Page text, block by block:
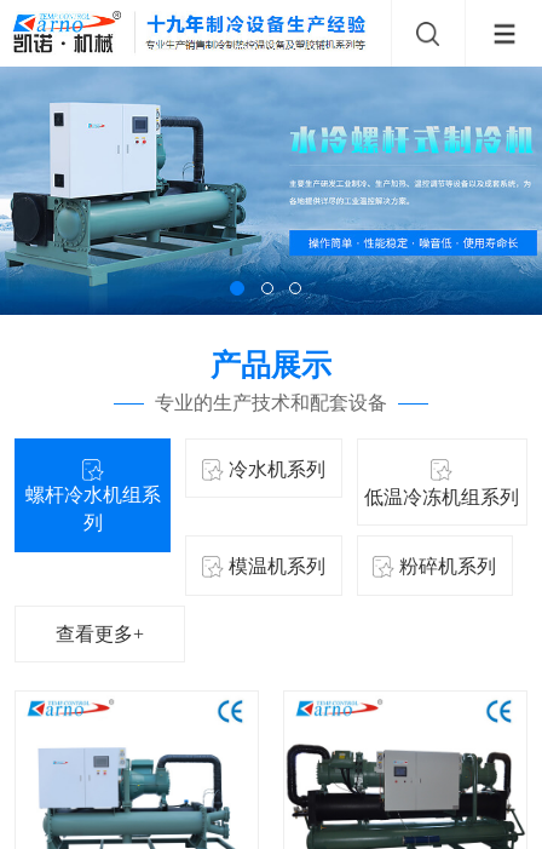
产品展示
专业的生产技术和配套设备
螺杆冷水机组系
列
冷水机系列
低温冷冻机组系列
模温机系列 粉碎机系列
查看更多+